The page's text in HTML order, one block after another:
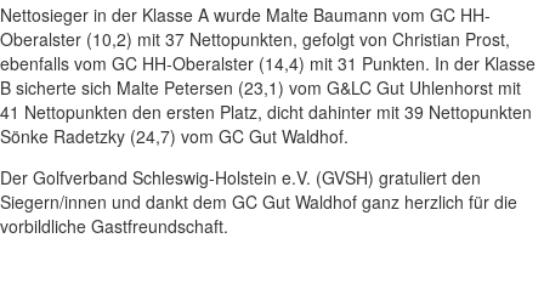
Nettosieger in der Klasse A wurde Malte Baumann vom GC HH-
Oberalster (10,2) mit 37 Nettopunkten, gefolgt von Christian Prost,
ebenfalls vom GC HH-Oberalster (14,4) mit 31 Punkten. In der Klasse
B sicherte sich Malte Petersen (23,1) vom G&LC Gut Uhlenhorst mit
41 Nettopunkten den ersten Platz, dicht dahinter mit 39 Nettopunkten
Sönke Radetzky (24,7) vom GC Gut Waldhof.
Der Golfverband Schleswig-Holstein e.V. (GVSH) gratuliert den
Siegern/innen und dankt dem GC Gut Waldhof ganz herzlich für die
vorbildliche Gastfreundschaft.